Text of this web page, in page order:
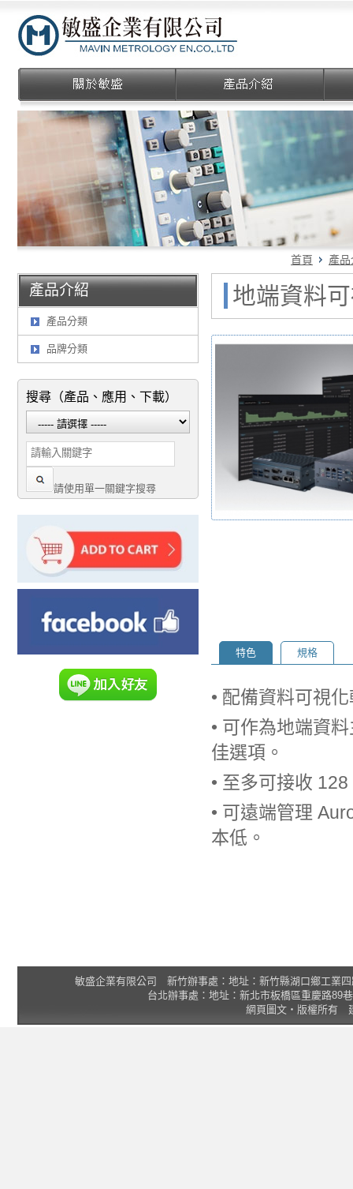
首頁 產
產品介紹
產品分類
品牌分類
搜尋（產品、應用、下載）
請使用單一關鍵字搜尋
地端資料
特色 規格
• 配備資料可視
• 可作為地端資
佳選項。
• 至多可接收
• 可遠端管理
本低。
敏盛企業有限公司 新竹辦事處：地址：新竹縣湖口鄉工業
台北辦事處：地址：新北市板橋區重慶路89
網頁圖文‧版權所有 建